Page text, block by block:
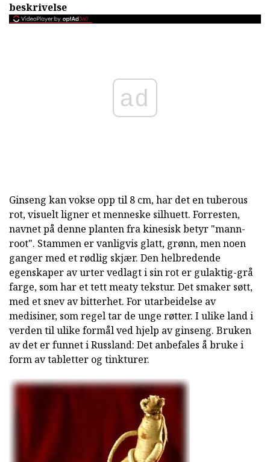
beskrivelse
ad
Ginseng kan vokse opp til 8 cm, har det en tuberous
rot, visuelt ligner et menneske silhuett. Forresten,
navnet på denne planten fra kinesisk betyr "mann-
root". Stammen er vanligvis glatt, grønn, men noen
ganger med et rødlig skjær. Den helbredende
egenskaper av urter vedlagt i sin rot er gulaktig-grå
farge, som har et tett meaty tekstur. Det smaker søtt,
med et snev av bitterhet. For utarbeidelse av
medisiner, som regel tar de unge røtter. I ulike land i
verden til ulike formål ved hjelp av ginseng. Bruken
av det er funnet i Russland: Det anbefales å bruke i
form av tabletter og tinkturer.